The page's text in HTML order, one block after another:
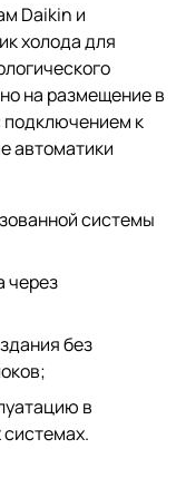
Daikin и
холода для
на размещение в
подключением к
автоматики
системы
через
без
в